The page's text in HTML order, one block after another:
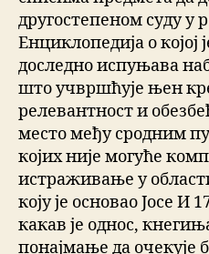
другостепеном суду у
Енциклопедија о којој
доследно испуњава
што учвршћује њен
релевантност и
место међу сродним
којих није могуће
истраживање у
коју је основао Јосе И
какав је однос,
понајмање да очекује